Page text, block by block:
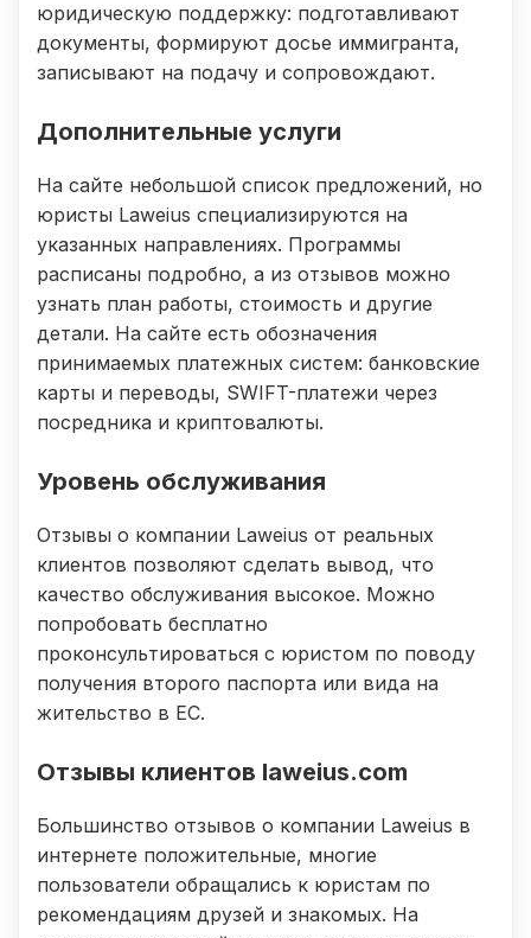
юридическую поддержку: подготавливают
документы, формируют досье иммигранта,
записывают на подачу и сопровождают.
Дополнительные услуги
На сайте небольшой список предложений, но
юристы Laweius специализируются на
указанных направлениях. Программы
расписаны подробно, а из отзывов можно
узнать план работы, стоимость и другие
детали. На сайте есть обозначения
принимаемых платежных систем: банковские
карты и переводы, SWIFT-платежи через
посредника и криптовалюты.
Уровень обслуживания
Отзывы о компании Laweius от реальных
клиентов позволяют сделать вывод, что
качество обслуживания высокое. Можно
попробовать бесплатно
проконсультироваться с юристом по поводу
получения второго паспорта или вида на
жительство в ЕС.
Отзывы клиентов laweius.com
Большинство отзывов о компании Laweius в
интернете положительные, многие
пользователи обращались к юристам по
рекомендациям друзей и знакомых. На